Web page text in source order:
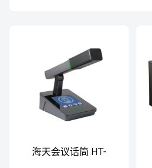
海天会议话筒 HT-